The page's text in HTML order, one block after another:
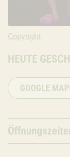
Copyright: Latin
Copyright
HEUTE
GOOGLE